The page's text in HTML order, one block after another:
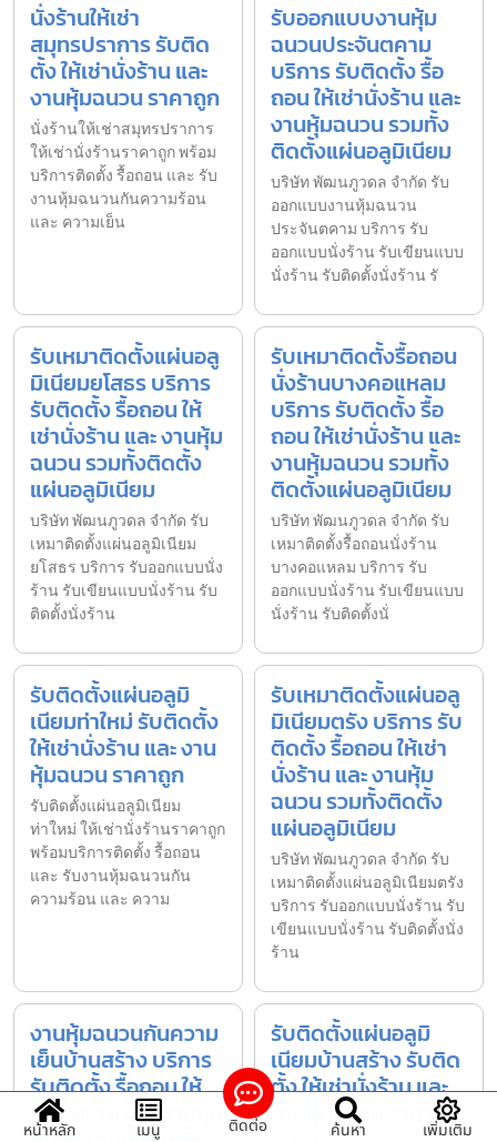
นั่งร้านให้เช่า
สมุทรปราการ รับติด
ตั้ง ให้เช่านั่งร้าน และ
งานหุ้มฉนวน ราคาถูก
นั่งร้านให้เช่าสมุทรปราการ
ให้เช่านั่งร้านราคาถูก พร้อม
บริการติดตั้ง รื้อถอน และ รับ
งานหุ้มฉนวนกันความร้อน
และ ความเย็น
รับออกแบบงานหุ้ม
ฉนวนประจันตคาม
บริการ รับติดตั้ง รื้อ
ถอน ให้เช่านั่งร้าน และ
งานหุ้มฉนวน รวมทั้ง
ติดตั้งแผ่นอลูมิเนียม
บริษัท พัฒนภูวดล จำกัด รับ
ออกแบบงานหุ้มฉนวน
ประจันตคาม บริการ รับ
ออกแบบนั่งร้าน รับเขียนแบบ
นั่งร้าน รับติดตั้งนั่งร้าน รั
รับเหมาติดตั้งแผ่นอลู
มิเนียมยโสธร บริการ
รับติดตั้ง รื้อถอน ให้
เช่านั่งร้าน และ งานหุ้ม
ฉนวน รวมทั้งติดตั้ง
แผ่นอลูมิเนียม
บริษัท พัฒนภูวดล จำกัด รับ
เหมาติดตั้งแผ่นอลูมิเนียม
ยโสธร บริการ รับออกแบบนั่ง
ร้าน รับเขียนแบบนั่งร้าน รับ
ติดตั้งนั่งร้าน
รับเหมาติดตั้งรื้อถอน
นั่งร้านบางคอแหลม
บริการ รับติดตั้ง รื้อ
ถอน ให้เช่านั่งร้าน และ
งานหุ้มฉนวน รวมทั้ง
ติดตั้งแผ่นอลูมิเนียม
บริษัท พัฒนภูวดล จำกัด รับ
เหมาติดตั้งรื้อถอนนั่งร้าน
บางคอแหลม บริการ รับ
ออกแบบนั่งร้าน รับเขียนแบบ
นั่งร้าน รับติดตั้งนั่
รับติดตั้งแผ่นอลูมิ
เนียมท่าใหม่ รับติดตั้ง
ให้เช่านั่งร้าน และ งาน
หุ้มฉนวน ราคาถูก
รับติดตั้งแผ่นอลูมิเนียม
ท่าใหม่ ให้เช่านั่งร้านราคาถูก
พร้อมบริการติดตั้ง รื้อถอน
และ รับงานหุ้มฉนวนกัน
ความร้อน และ ความ
รับเหมาติดตั้งแผ่นอลู
มิเนียมตรัง บริการ รับ
ติดตั้ง รื้อถอน ให้เช่า
นั่งร้าน และ งานหุ้ม
ฉนวน รวมทั้งติดตั้ง
แผ่นอลูมิเนียม
บริษัท พัฒนภูวดล จำกัด รับ
เหมาติดตั้งแผ่นอลูมิเนียมตรัง
บริการ รับออกแบบนั่งร้าน รับ
เขียนแบบนั่งร้าน รับติดตั้งนั่ง
ร้าน
งานหุ้มฉนวนกันความ
เย็นบ้านสร้าง บริการ
รับติดตั้ง รื้อถอน ให้
เช่านั่งร้าน และ งานหุ้ม
รับติดตั้งแผ่นอลูมิ
เนียมบ้านสร้าง รับติด
ตั้ง ให้เช่านั่งร้าน และ
งานหุ้มฉนวน ราคาถูก
หน้าหลัก เมนู ติดต่อ ค้นหา เพิ่มเติม